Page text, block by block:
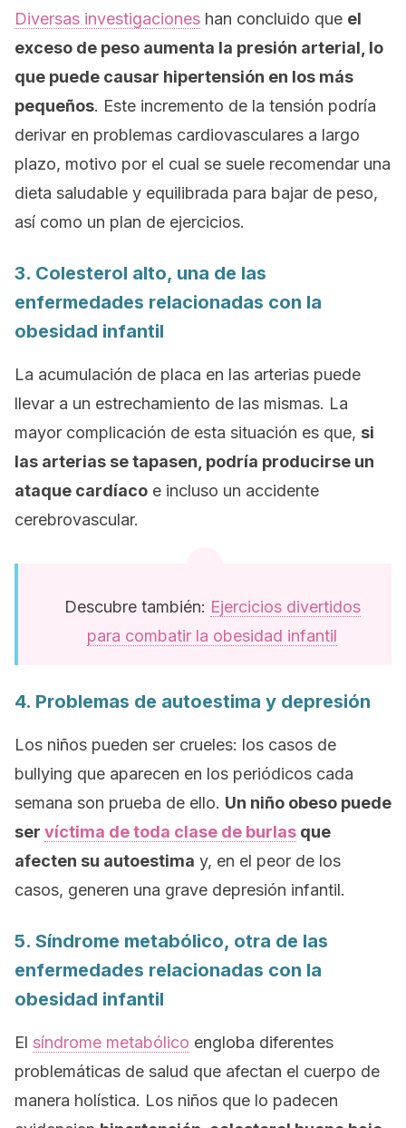
Diversas investigaciones han concluido que el
exceso de peso aumenta la presión arterial, lo
que puede causar hipertensión en los más
pequeños. Este incremento de la tensión podría
derivar en problemas cardiovasculares a largo
plazo, motivo por el cual se suele recomendar una
dieta saludable y equilibrada para bajar de peso,
así como un plan de ejercicios.
3. Colesterol alto, una de las
enfermedades relacionadas con la
obesidad infantil
La acumulación de placa en las arterias puede
llevar a un estrechamiento de las mismas. La
mayor complicación de esta situación es que, si
las arterias se tapasen, podría producirse un
ataque cardíaco e incluso un accidente
cerebrovascular.
Descubre también: Ejercicios divertidos
para combatir la obesidad infantil
4. Problemas de autoestima y depresión
Los niños pueden ser crueles: los casos de
bullying que aparecen en los periódicos cada
semana son prueba de ello. Un niño obeso puede
ser víctima de toda clase de burlas que
afecten su autoestima y, en el peor de los
casos, generen una grave depresión infantil.
5. Síndrome metabólico, otra de las
enfermedades relacionadas con la
obesidad infantil
El síndrome metabólico engloba diferentes
problemáticas de salud que afectan el cuerpo de
manera holística. Los niños que lo padecen